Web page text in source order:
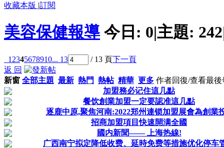
收藏本版 |訂閱
美容保健報導 今日: 0|主題: 242
1 2345678910... 13 / 13 頁下一頁
返 回
新窗 全部主題 最新 熱門 熱帖 精華 更多 作者回復/查看最後
加盟務必记住這几點
餐饮創業加盟一定要認准這几點
逐鹿中原,聚焦河南:2022郑州連锁加盟展會為創業
招商加盟項目快速開满全國
國内新聞—— 上海热線!
广西南宁拟定降低收费、延時免费等措施优化停车